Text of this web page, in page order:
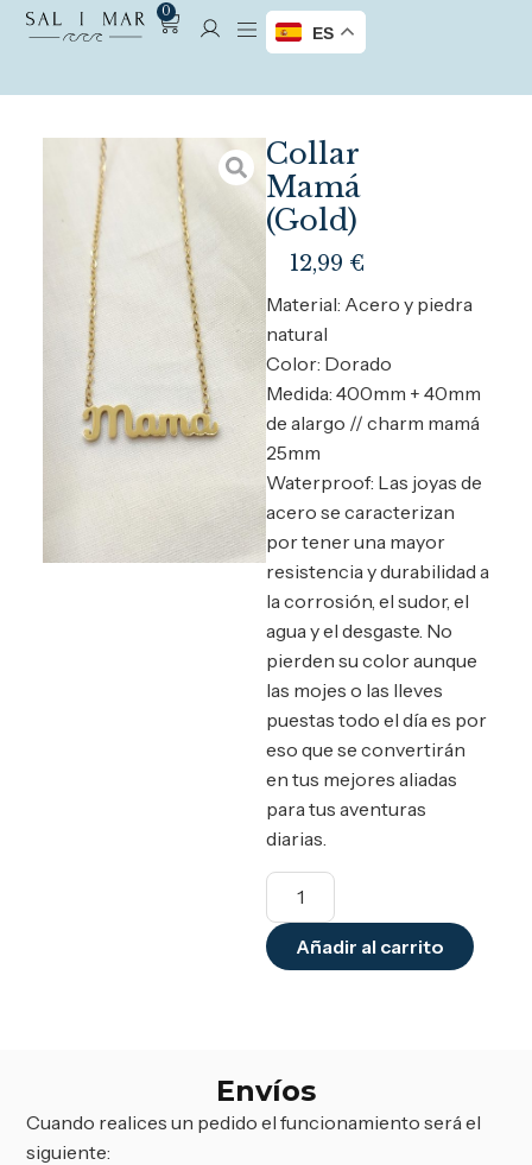
0
ES
Collar
Mamá
(Gold)
12,99 €
Material: Acero y piedra
natural
Color: Dorado
Medida: 400mm + 40mm
de alargo // charm mamá
25mm
Waterproof: Las joyas de
acero se caracterizan
por tener una mayor
resistencia y durabilidad a
la corrosión, el sudor, el
agua y el desgaste. No
pierden su color aunque
las mojes o las lleves
puestas todo el día es por
eso que se convertirán
en tus mejores aliadas
para tus aventuras
diarias.
Añadir al carrito
Envíos
Cuando realices un pedido el funcionamiento será el
siguiente: